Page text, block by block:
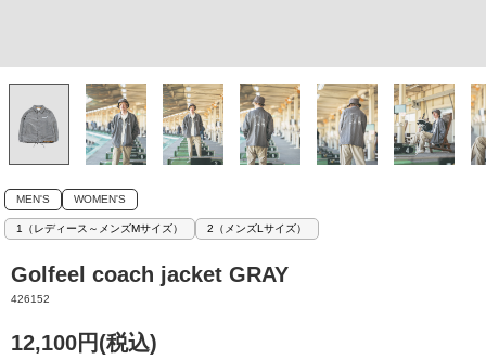
MEN'S WOMEN'S
1（レディース～メンズMサイズ） 2（メンズLサイズ）
Golfeel coach jacket GRAY
426152
12,100円(税込)